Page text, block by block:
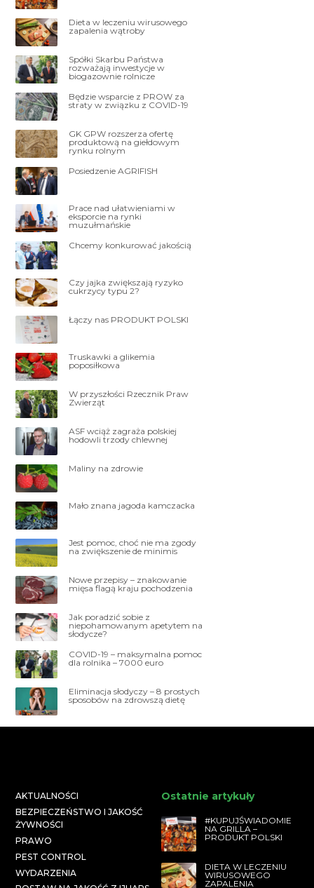
Dieta w leczeniu wirusowego
zapalenia wątroby
Spółki Skarbu Państwa
rozważają inwestycje w
biogazownie rolnicze
Będzie wsparcie z PROW za
straty w związku z COVID-19
GK GPW rozszerza ofertę
produktową na giełdowym
rynku rolnym
Posiedzenie AGRIFISH
Prace nad ułatwieniami w
eksporcie na rynki
muzułmańskie
Chcemy konkurować jakością
Czy jajka zwiększają ryzyko
cukrzycy typu 2?
Łączy nas PRODUKT POLSKI
Truskawki a glikemia
poposiłkowa
W przyszłości Rzecznik Praw
Zwierząt
ASF wciąż zagraża polskiej
hodowli trzody chlewnej
Maliny na zdrowie
Mało znana jagoda kamczacka
Jest pomoc, choć nie ma zgody
na zwiększenie de minimis
Nowe przepisy – znakowanie
mięsa flagą kraju pochodzenia
Jak poradzić sobie z
niepohamowanym apetytem na
słodycze?
COVID-19 – maksymalna pomoc
dla rolnika – 7000 euro
Eliminacja słodyczy – 8 prostych
sposobów na zdrowszą dietę
AKTUALNOŚCI
BEZPIECZEŃSTWO I JAKOŚĆ
ŻYWNOŚCI
PRAWO
PEST CONTROL
WYDARZENIA
Ostatnie artykuły
#KUPUJŚWIADOMIE
NA GRILLA –
PRODUKT POLSKI
DIETA W LECZENIU
WIRUSOWEGO
ZAPALENIA